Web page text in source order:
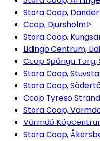
Stora Coop,
Coop, Djursholm
Stora Coop,
Lidingö Centrum,
Coop Spånga Torg,
Stora Coop, Stuvsta
Stora Coop,
Coop Tyresö
Stora Coop,
Värmdö
Stora Coop,